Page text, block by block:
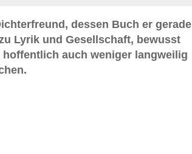
dessen Buch er gerade
Lyrik und Gesellschaft, bewusst
auch weniger langweilig